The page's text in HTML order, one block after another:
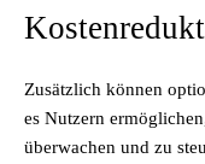
Zusätzlich können
es Nutzern
überwachen und zu